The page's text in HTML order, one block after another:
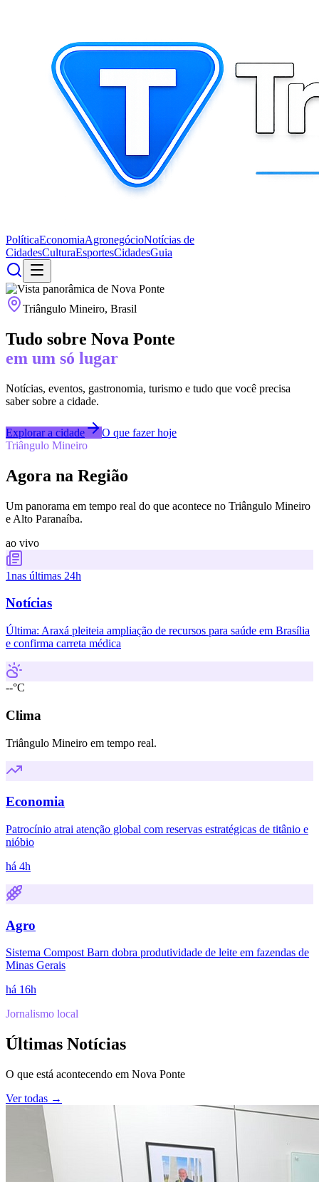
PolíticaEconomiaAgronegócioNotícias de
CidadesCulturaEsportesCidadesGuia
Triângulo Mineiro, Brasil
Tudo sobre Nova Ponte
em um só lugar
Notícias, eventos, gastronomia, turismo e tudo que você precisa
saber sobre a cidade.
Explorar a cidade
O que fazer hoje
Triângulo Mineiro
Agora na Região
Um panorama em tempo real do que acontece no Triângulo Mineiro
e Alto Paranaíba.
ao vivo
1nas últimas 24h
Notícias
Última: Araxá pleiteia ampliação de recursos para saúde em Brasília
e confirma carreta médica
--°C
Clima
Triângulo Mineiro em tempo real.
Economia
Patrocínio atrai atenção global com reservas estratégicas de titânio e
nióbio
há 4h
Agro
Sistema Compost Barn dobra produtividade de leite em fazendas de
Minas Gerais
há 16h
Jornalismo local
Últimas Notícias
O que está acontecendo em Nova Ponte
Ver todas →